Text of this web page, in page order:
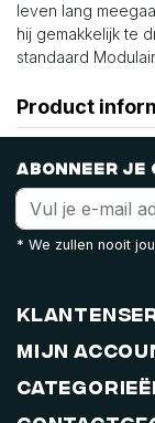
leven lang
hij gemakkelijk te
standaard
Product
Abonneer je
* We zullen nooit
Mijn